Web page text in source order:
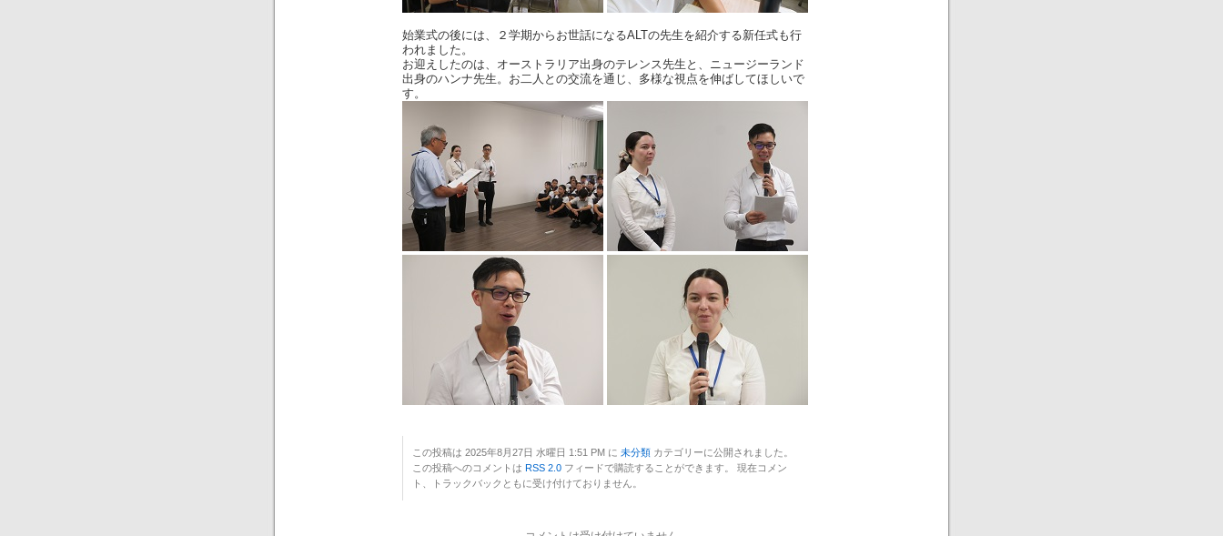
始業式の後には、２学期からお世話になるALTの先生を紹介する新任式も行
われました。
お迎えしたのは、オーストラリア出身のテレンス先生と、ニュージーランド
出身のハンナ先生。お二人との交流を通じ、多様な視点を伸ばしてほしいで
す。
この投稿は 2025年8月27日 水曜日 1:51 PM に 未分類 カテゴリーに公開されました。
この投稿へのコメントは RSS 2.0 フィードで購読することができます。 現在コメン
ト、トラックバックともに受け付けておりません。